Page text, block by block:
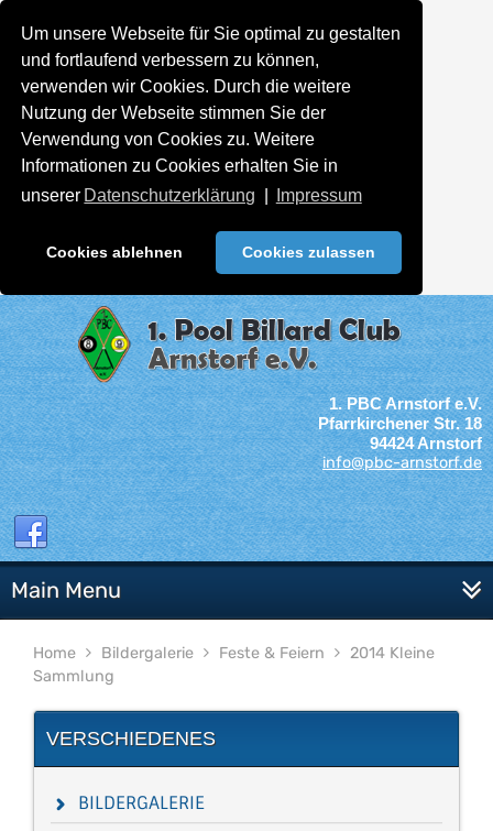
Um unsere Webseite für Sie optimal zu gestalten
und fortlaufend verbessern zu können,
verwenden wir Cookies. Durch die weitere
Nutzung der Webseite stimmen Sie der
Verwendung von Cookies zu. Weitere
Informationen zu Cookies erhalten Sie in
unserer Datenschutzerklärung Impressum
Cookies ablehnen Cookies zulassen
1. PBC Arnstorf e.V.
Pfarrkirchener Str. 18
94424 Arnstorf
info@pbc-arnstorf.de
Main Menu
Home Bildergalerie Feste & Feiern
2014 Kleine
Sammlung
VERSCHIEDENES
BILDERGALERIE